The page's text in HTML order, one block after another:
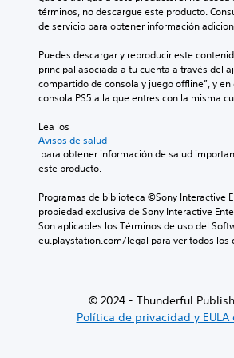
términos, no descargue este producto.
de servicio para obtener información
Puedes descargar y reproducir este
principal asociada a tu cuenta a través del
compartido de consola y juego offline”, y
consola PS5 a la que entres con la misma
Lea los
Avisos de salud
este producto.
Programas de biblioteca ©Sony Interactive
propiedad exclusiva de Sony Interactive
Son aplicables los Términos de uso del
eu.playstation.com/legal para ver todos los
© 2024 - Thunderful
Política de privacidad y